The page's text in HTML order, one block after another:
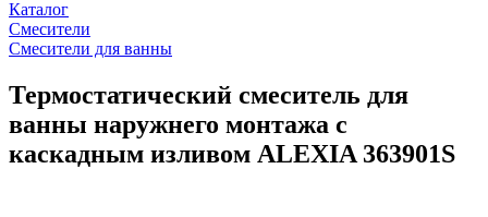
Каталог
Смесители
Смесители для ванны
Термостатический смеситель для
ванны наружнего монтажа с
каскадным изливом ALEXIA 363901S